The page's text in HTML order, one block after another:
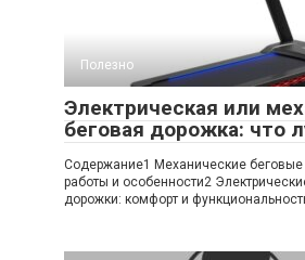
Полезно
Электрическая или
беговая дорожка: что
Содержание1 Механические беговые
работы и особенности2
дорожки: комфорт и